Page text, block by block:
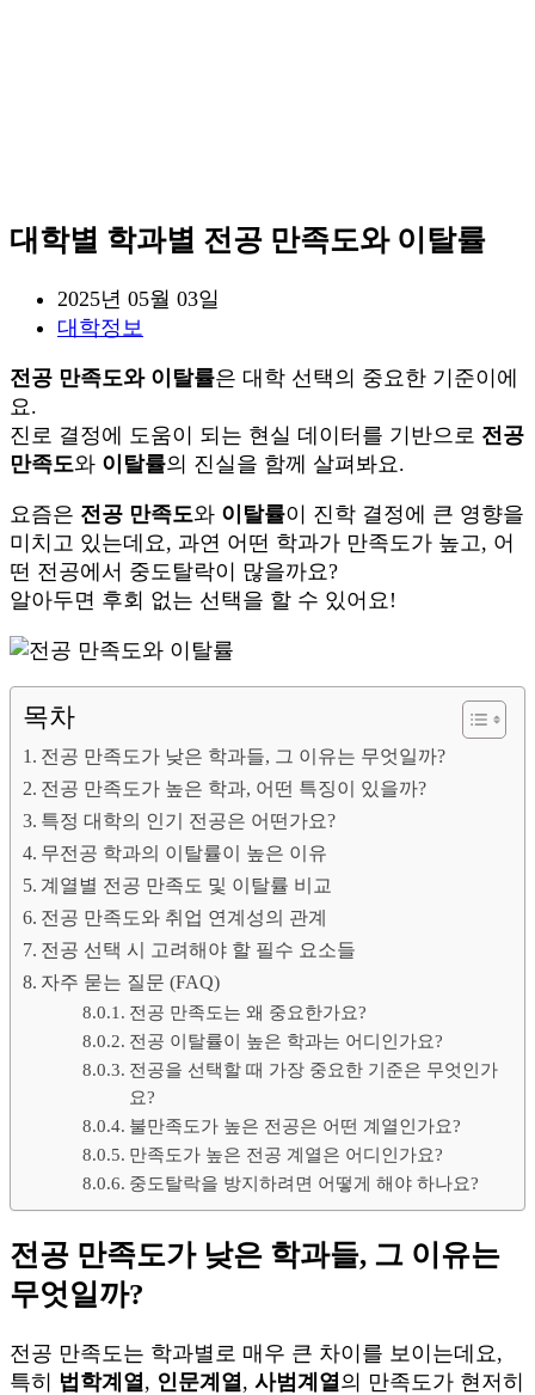
대학별 학과별 전공 만족도와 이탈률
Post
published:
2025년 05월 03일
Post
대학정보
전공 만족도와 이탈률은 대학 선택의 중요한 기준이에
요.
진로 결정에 도움이 되는 현실 데이터를 기반으로 전공
만족도와 이탈률의 진실을 함께 살펴봐요.
요즘은 전공 만족도와 이탈률이 진학 결정에 큰 영향을
미치고 있는데요, 과연 어떤 학과가 만족도가 높고, 어
떤 전공에서 중도탈락이 많을까요?
알아두면 후회 없는 선택을 할 수 있어요!
목차
전공 만족도가 낮은 학과들, 그 이유는 무엇일까?
전공 만족도가 높은 학과, 어떤 특징이 있을까?
특정 대학의 인기 전공은 어떤가요?
무전공 학과의 이탈률이 높은 이유
계열별 전공 만족도 및 이탈률 비교
전공 만족도와 취업 연계성의 관계
전공 선택 시 고려해야 할 필수 요소들
자주 묻는 질문 (FAQ)
전공 만족도는 왜 중요한가요?
전공 이탈률이 높은 학과는 어디인가요?
전공을 선택할 때 가장 중요한 기준은 무엇인가
요?
불만족도가 높은 전공은 어떤 계열인가요?
만족도가 높은 전공 계열은 어디인가요?
중도탈락을 방지하려면 어떻게 해야 하나요?
전공 만족도가 낮은 학과들, 그 이유는
무엇일까?
전공 만족도는 학과별로 매우 큰 차이를 보이는데요,
특히 법학계열, 인문계열, 사범계열의 만족도가 현저히